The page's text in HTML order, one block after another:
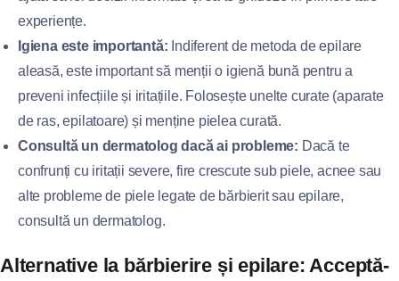
experiențe.
Igiena este importantă: Indiferent de metoda de epilare
aleasă, este important să menții o igienă bună pentru a
preveni infecțiile și iritațiile. Folosește unelte curate (aparate
de ras, epilatoare) și menține pielea curată.
Consultă un dermatolog dacă ai probleme: Dacă te
confrunți cu iritații severe, fire crescute sub piele, acnee sau
alte probleme de piele legate de bărbierit sau epilare,
consultă un dermatolog.
Alternative la bărbierire și epilare: Acceptă-